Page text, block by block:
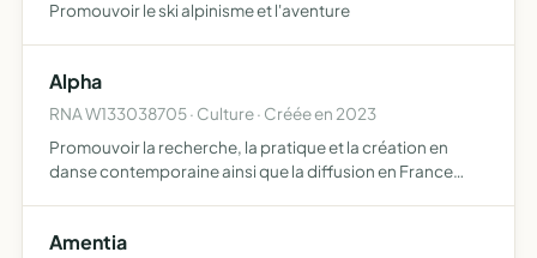
Promouvoir le ski alpinisme et l'aventure
Alpha
RNA W133038705 · Culture · Créée en 2023
Promouvoir la recherche, la pratique et la création en
danse contemporaine ainsi que la diffusion en France
ca…
Amentia